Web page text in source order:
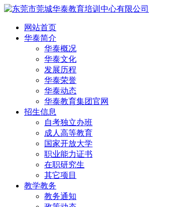
网站首页
华泰简介
华泰概况
华泰文化
发展历程
华泰荣誉
华泰动态
华泰教育集团官网
招生信息
自考独立办班
成人高等教育
国家开放大学
职业能力证书
在职研究生
其它项目
教学教务
教务通知